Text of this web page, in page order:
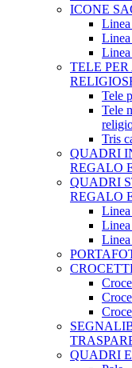
ICONE
Linea
Linea
Linea
TELE
Tele
Tele
Tris
QUADRI
REGALO
QUADRI
REGALO
Linea
QUADRI